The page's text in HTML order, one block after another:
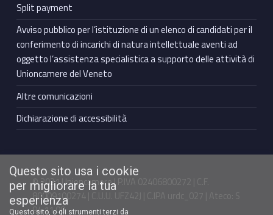
Split payment
Avviso pubblico per l’istituzione di un elenco di candidati per il
conferimento di incarichi di natura intellettuale aventi ad
oggetto l’assistenza specialistica a supporto delle attività di
Unioncamere del Veneto
Altre comunicazioni
Dichiarazione di accessibilità
© 2021 Unioncamere | P.IVA 02406800272 | C.F.
80009100274 | C.U.U. UFZ42J | C.IPA urdc_027 | Ateco: S
94.11.00
Questo sito usa i cookie
per migliorare la tua
esperienza
Questo sito, o gli strumenti terzi da